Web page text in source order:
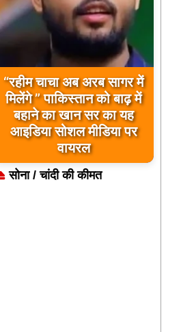
बिलावल भुट्टो द्वारा सिंधु नदी
और भारत को लेकर दिए गए
बयान पर भारत के केंद्रीय
मंत्रियों की कड़ी प्रतिक्रिया
सोना / चांदी की कीमत